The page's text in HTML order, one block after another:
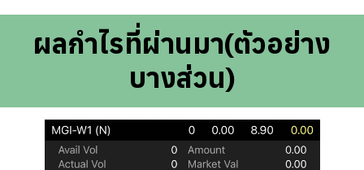
ผลกำไรที่ผ่านมา(ตัวอย่าง
บางส่วน)